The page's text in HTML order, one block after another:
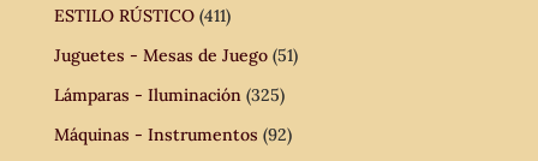
ESTILO RÚSTICO (411)
Juguetes - Mesas de Juego (51)
Lámparas - Iluminación (325)
Máquinas - Instrumentos (92)